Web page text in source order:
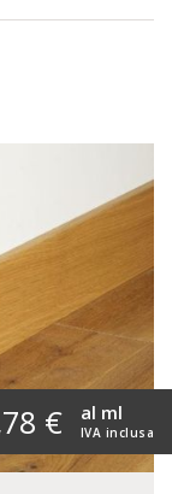
€ IVA inclusa
al ml